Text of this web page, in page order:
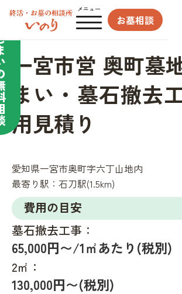
メニュー
お墓相談
一宮市営 奥町墓
まい・墓石撤去
用見積り
愛知県一宮市奥町字六丁山地内
最寄り駅： 石刀駅(1.5km)
費用の目安
墓石撤去工事：
65,000円〜/1㎡あたり(税別)
2㎡：
130,000円〜(税別)